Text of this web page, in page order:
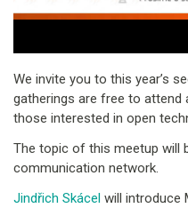
We invite you to this year’s
gatherings are free to attend
those interested in open
The topic of this meetup will
communication network.
Jindřich Skácel will introduce